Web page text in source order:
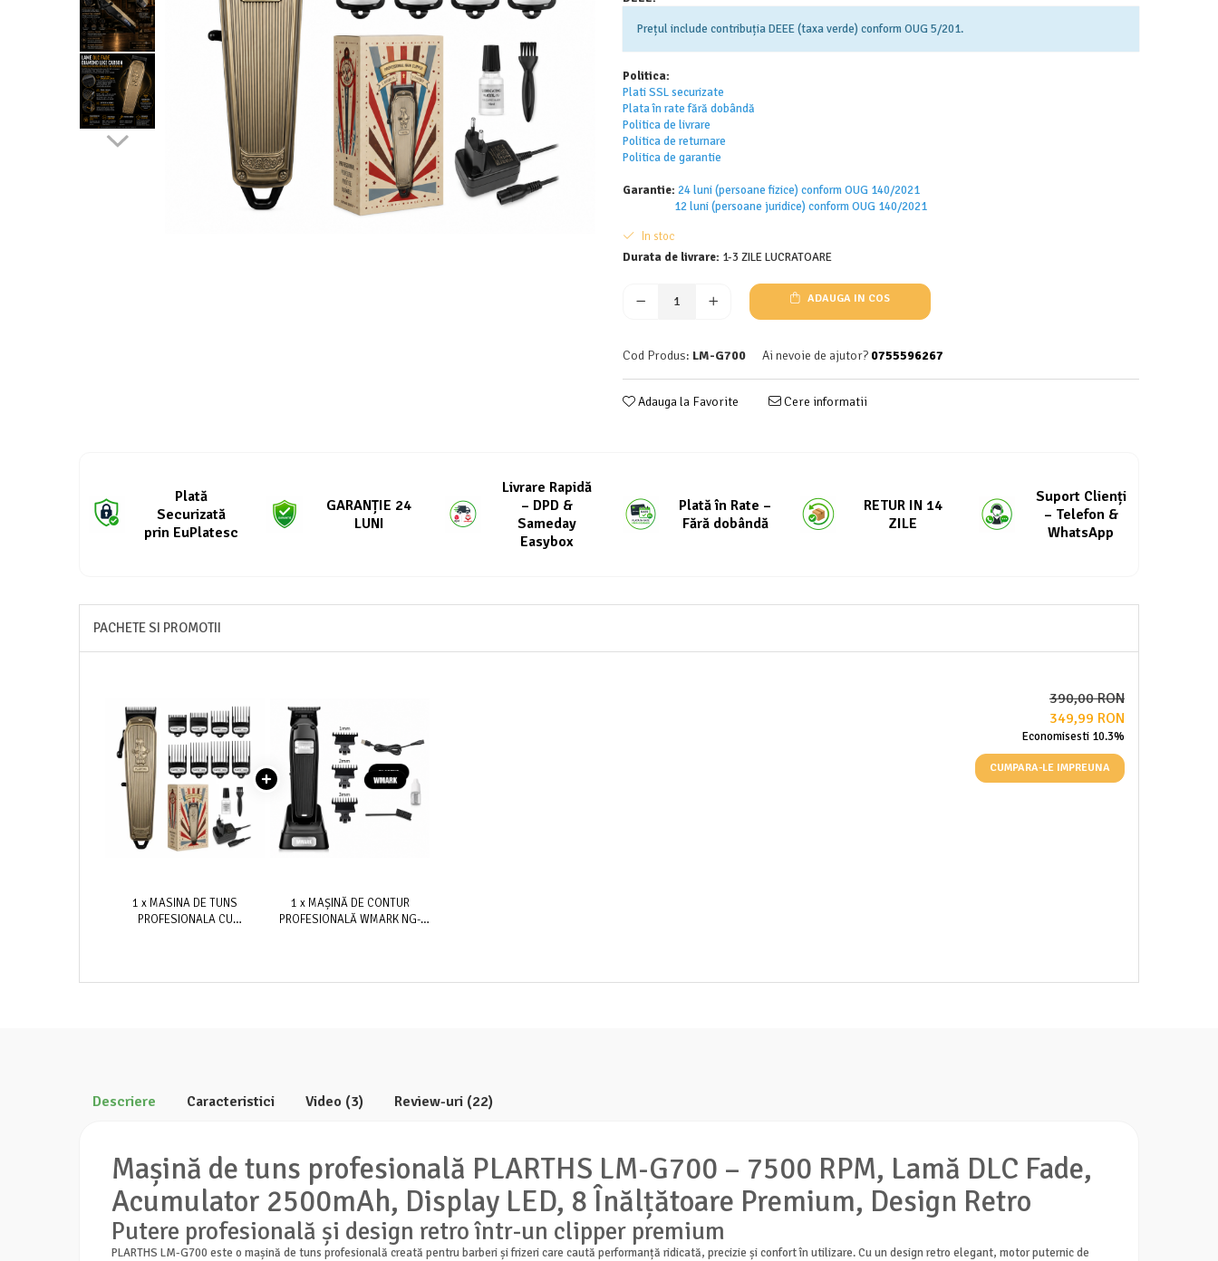
EPILATOARE
Cutite aparate de ras
Prețul include contribuția DEEE (taxa verde) conform OUG 5/201.
Politica:
Plati SSL securizate
Plata în rate fără dobândă
Politica de livrare
Politica de returnare
Politica de garantie
Garantie: 24 luni (persoane fizice) conform OUG 140/2021
12 luni (persoane juridice) conform OUG 140/2021
In stoc
Durata de livrare: 1-3 ZILE LUCRATOARE
ADAUGA IN COS
Cod Produs: LM-G700 Ai nevoie de ajutor? 0755596267
Adauga la Favorite Cere informatii
Plată
Securizată
prin EuPlatesc
GARANȚIE 24
LUNI
Livrare Rapidă
– DPD &
Sameday
Easybox
Plată în Rate –
Fără dobândă
RETUR IN 14
ZILE
Suport Clienți
– Telefon &
WhatsApp
PACHETE SI PROMOTII
1 x MASINA DE TUNS
PROFESIONALA CU
25MM, LAMA DLC FADE
1 x MAȘINĂ DE CONTUR
PROFESIONALĂ WMARK NG-
MIN AUTONOMIE, STAND
390,00 RON
349,99 RON
Economisesti 10.3%
CUMPARA-LE IMPREUNA
Descriere Caracteristici Video (3) Review-uri (22)
Mașină de tuns profesională PLARTHS LM-G700 – 7500 RPM, Lamă DLC Fade,
Acumulator 2500mAh, Display LED, 8 Înălțătoare Premium, Design Retro
Putere profesională și design retro într-un clipper premium
PLARTHS LM-G700 este o mașină de tuns profesională creată pentru barberi și frizeri care caută performanță ridicată, precizie și confort în utilizare. Cu un design retro elegant, motor puternic de